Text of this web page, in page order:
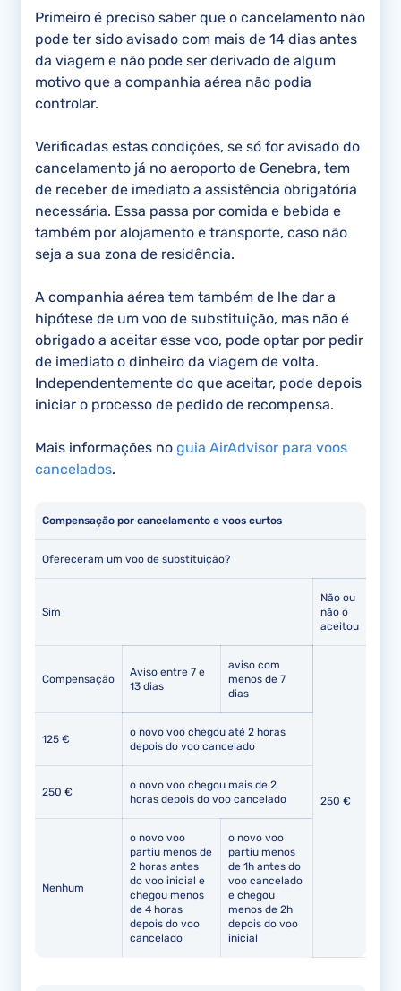
Primeiro é preciso saber que o cancelamento não
pode ter sido avisado com mais de 14 dias antes
da viagem e não pode ser derivado de algum
motivo que a companhia aérea não podia
controlar.
Verificadas estas condições, se só for avisado do
cancelamento já no aeroporto de Genebra, tem
de receber de imediato a assistência obrigatória
necessária. Essa passa por comida e bebida e
também por alojamento e transporte, caso não
seja a sua zona de residência.
A companhia aérea tem também de lhe dar a
hipótese de um voo de substituição, mas não é
obrigado a aceitar esse voo, pode optar por pedir
de imediato o dinheiro da viagem de volta.
Independentemente do que aceitar, pode depois
iniciar o processo de pedido de recompensa.
Mais informações no guia AirAdvisor para voos
cancelados.
Compensação por cancelamento e voos curtos
Ofereceram um voo de substituição?
Sim
Não ou
não o
aceitou
Compensação
Aviso entre 7 e
13 dias
aviso com
menos de 7
dias
250 €
125 €
o novo voo chegou até 2 horas
depois do voo cancelado
250 €
o novo voo chegou mais de 2
horas depois do voo cancelado
Nenhum
o novo voo
partiu menos de
2 horas antes
do voo inicial e
chegou menos
de 4 horas
depois do voo
cancelado
o novo voo
partiu menos
de 1h antes do
voo cancelado
e chegou
menos de 2h
depois do voo
inicial